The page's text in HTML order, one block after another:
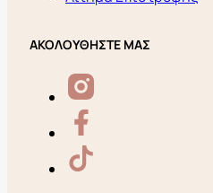
ΑΚΟΛΟΥΘΗΣΤΕ ΜΑΣ